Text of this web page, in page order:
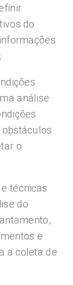
do
análise
o
técnicas
do
e
a coleta de